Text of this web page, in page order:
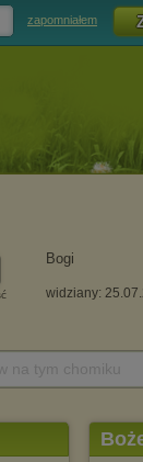
zapomniałem
Bogi
widziany: